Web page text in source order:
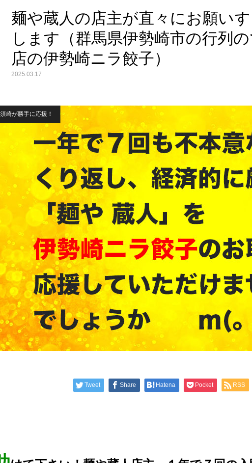
麺や蔵人の店主が直々にお願い
します（群馬県伊勢崎市の行列
店の伊勢崎ニラ餃子）
2025.03.17
須崎が勝手に応援！
Tweet Share Hatena Pocket RSS